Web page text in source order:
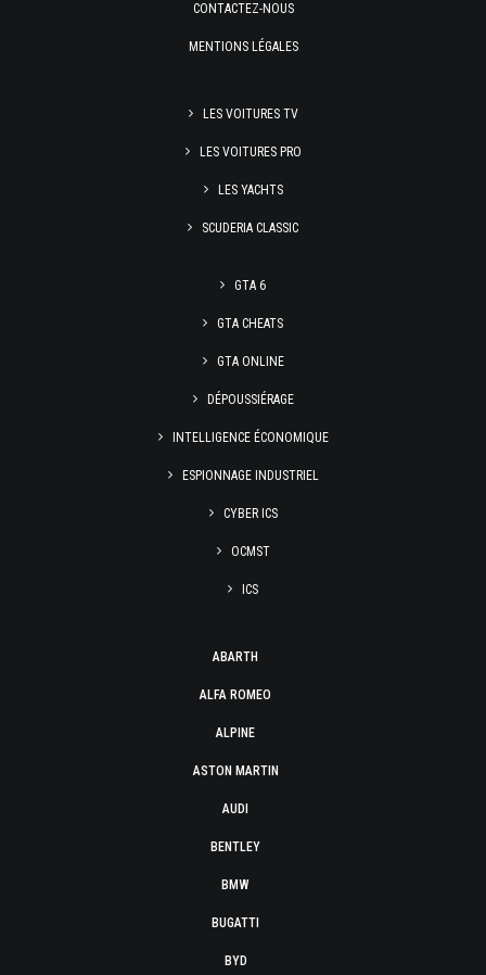
CONTACTEZ-NOUS
MENTIONS LÉGALES
LES VOITURES TV
LES VOITURES PRO
LES YACHTS
SCUDERIA CLASSIC
GTA 6
GTA CHEATS
GTA ONLINE
DÉPOUSSIÉRAGE
INTELLIGENCE ÉCONOMIQUE
ESPIONNAGE INDUSTRIEL
CYBER ICS
OCMST
ICS
ABARTH
ALFA ROMEO
ALPINE
ASTON MARTIN
AUDI
BENTLEY
BMW
BUGATTI
BYD